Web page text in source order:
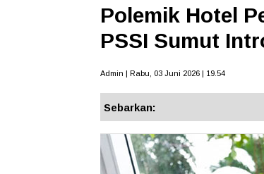
Polemik Hotel
PSSI Sumut
Admin | Rabu, 03 Juni 2026 | 19.54
Sebarkan: